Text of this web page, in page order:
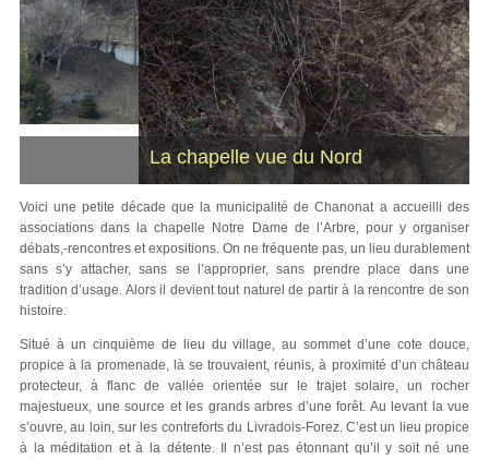
La chapelle vue du Nord
Voici une petite décade que la municipalité de Chanonat a accueilli des
associations dans la chapelle Notre Dame de l’Arbre, pour y organiser
débats,-rencontres et expositions. On ne fréquente pas, un lieu durablement
sans s’y attacher, sans se l’approprier, sans prendre place dans une
tradition d’usage. Alors il devient tout naturel de partir à la rencontre de son
histoire.
Situé à un cinquième de lieu du village, au sommet d’une cote douce,
propice à la promenade, là se trouvaient, réunis, à proximité d’un château
protecteur, à flanc de vallée orientée sur le trajet solaire, un rocher
majestueux, une source et les grands arbres d’une forêt. Au levant la vue
s’ouvre, au loin, sur les contreforts du Livradois-Forez. C’est un lieu propice
à la méditation et à la détente. Il n’est pas étonnant qu’il y soit né une